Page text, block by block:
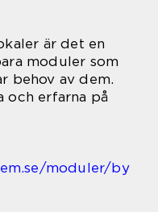
är det en
moduler som
behov av dem.
och erfarna på
moduler/by